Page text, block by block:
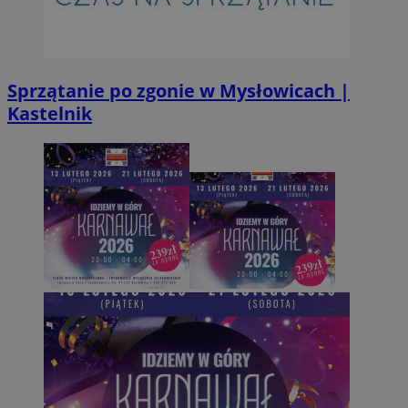
Sprzątanie po zgonie w Mysłowicach |
Kastelnik
Inc.
bh.contextweb.com
CookieScriptConsent
CookieScript
m-ce.pl